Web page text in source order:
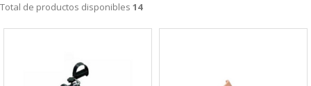
Total de productos disponibles 14